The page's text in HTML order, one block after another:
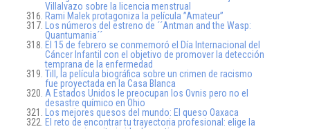
Villalvazo sobre la licencia menstrual
Rami Malek protagoniza la película ”Amateur”
Los números del estreno de ´´Antman and the Wasp:
Quantumania´´
El 15 de febrero se conmemoró el Día Internacional del
Cáncer Infantil con el objetivo de promover la detección
temprana de la enfermedad
Till, la película biográfica sobre un crimen de racismo
fue proyectada en la Casa Blanca
A Estados Unidos le preocupan los Ovnis pero no el
desastre químico en Ohio
Los mejores quesos del mundo: El queso Oaxaca
El reto de encontrar tu trayectoria profesional: elige la